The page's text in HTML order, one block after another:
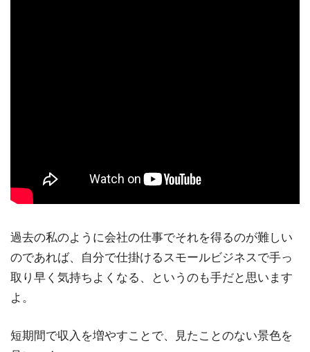
過去の私のように会社の仕事でそれを得るのが難しい
のであれば、自分で仕掛けるスモールビジネスで手っ
取り早く気持ちよくなる、というのも手だと思います
よ。
短期間で収入を増やすことで、見たことのない景色を